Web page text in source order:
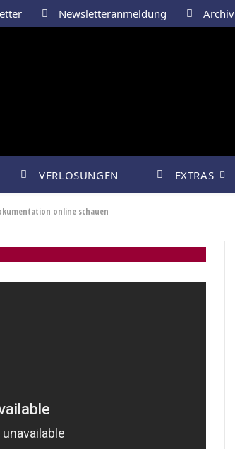
Newsletteranmeldung Archiv
VERLOSUNGEN EXTRAS
online schauen